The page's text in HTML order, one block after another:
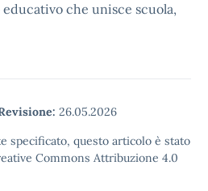
che unisce scuola,
26.05.2026
specificato, questo articolo è stato
Commons Attribuzione 4.0